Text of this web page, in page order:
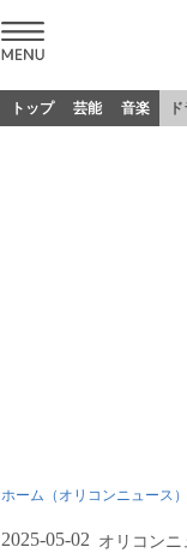
トップ 芸能 音楽
ホーム（オリコンニュース）
2025-05-02 オリコンニ